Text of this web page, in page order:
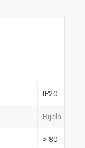
IP20
Bijela
> 80